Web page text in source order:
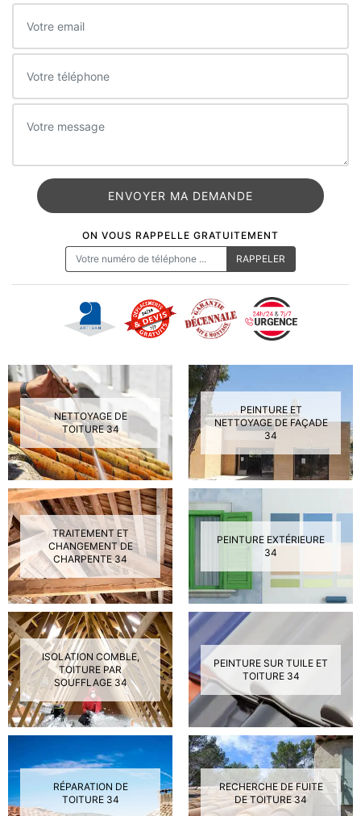
ON VOUS RAPPELLE GRATUITEMENT
NETTOYAGE DE
TOITURE 34
PEINTURE ET
NETTOYAGE DE FAÇADE
34
TRAITEMENT ET
CHANGEMENT DE
CHARPENTE 34
PEINTURE EXTÉRIEURE
34
ISOLATION COMBLE,
TOITURE PAR
SOUFFLAGE 34
PEINTURE SUR TUILE ET
TOITURE 34
RÉPARATION DE
TOITURE 34
RECHERCHE DE FUITE
DE TOITURE 34